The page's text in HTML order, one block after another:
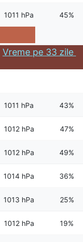
1011 hPa 45%
Vreme pe 33 zile
1011 hPa 43%
1012 hPa 47%
1012 hPa 49%
1014 hPa 36%
1013 hPa 25%
1012 hPa 19%